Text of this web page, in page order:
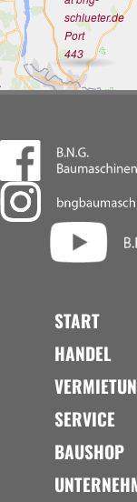
schlueter.de
Port
443
START
HANDEL
SERVICE
BAUSHOP